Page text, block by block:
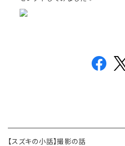
【スズキの小話】撮影の話